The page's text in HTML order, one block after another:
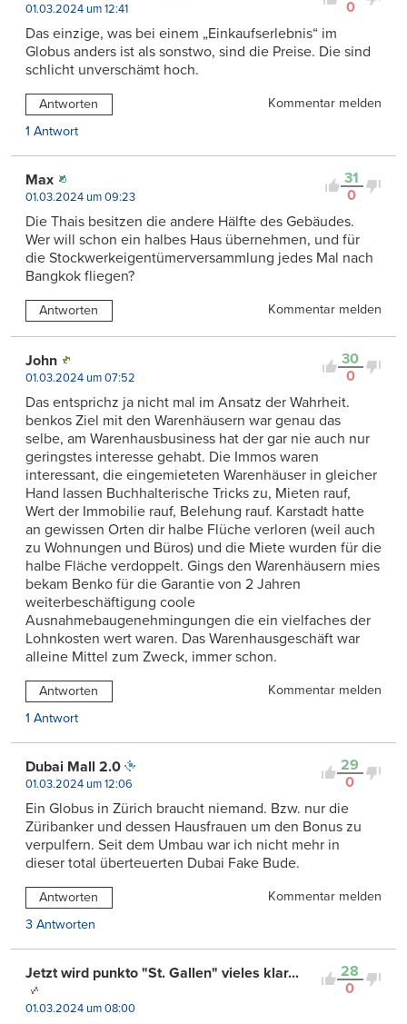
0
01.03.2024 um 12:41
Das einzige, was bei einem „Einkaufserlebnis“ im
Globus anders ist als sonstwo, sind die Preise. Die sind
schlicht unverschämt hoch.
Antworten
Kommentar melden
1 Antwort
31
0
Max
01.03.2024 um 09:23
Die Thais besitzen die andere Hälfte des Gebäudes.
Wer will schon ein halbes Haus übernehmen, und für
die Stockwerkeigentümerversammlung jedes Mal nach
Bangkok fliegen?
Antworten Kommentar melden
30
0
John
01.03.2024 um 07:52
Das entsprichz ja nicht mal im Ansatz der Wahrheit.
benkos Ziel mit den Warenhäusern war genau das
selbe, am Warenhausbusiness hat der gar nie auch nur
geringstes interesse gehabt. Die Immos waren
interessant, die eingemieteten Warenhäuser in gleicher
Hand lassen Buchhalterische Tricks zu, Mieten rauf,
Wert der Immobilie rauf, Belehung rauf. Karstadt hatte
an gewissen Orten dir halbe Flüche verloren (weil auch
zu Wohnungen und Büros) und die Miete wurden für die
halbe Fläche verdoppelt. Gings den Warenhäusern mies
bekam Benko für die Garantie von 2 Jahren
weiterbeschäftigung coole
Ausnahmebaugenehmingungen die ein vielfaches der
Lohnkosten wert waren. Das Warenhausgeschäft war
alleine Mittel zum Zweck, immer schon.
Antworten
Kommentar melden
1 Antwort
29
0
Dubai Mall 2.0
01.03.2024 um 12:06
Ein Globus in Zürich braucht niemand. Bzw. nur die
Züribanker und dessen Hausfrauen um den Bonus zu
verpulfern. Seit dem Umbau war ich nicht mehr in
dieser total überteuerten Dubai Fake Bude.
Antworten
Kommentar melden
3 Antworten
28
0
Jetzt wird punkto "St. Gallen" vieles klar...
01.03.2024 um 08:00